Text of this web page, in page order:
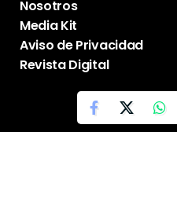
Nosotros
Media Kit
Aviso de Privacidad
Revista Digital